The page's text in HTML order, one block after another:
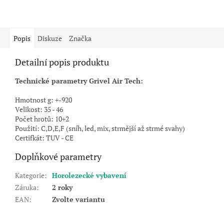
Popis Diskuze Značka
Detailní popis produktu
Technické parametry Grivel Air Tech:
Hmotnost g: +-920
Velikost: 35 - 46
Počet hrotů: 10+2
Použití: C,D,E,F (sníh, led, mix, strmější až strmé svahy)
Certifkát: TUV - CE
Doplňkové parametry
Kategorie: Horolezecké vybavení
Záruka:
2 roky
EAN: Zvolte variantu